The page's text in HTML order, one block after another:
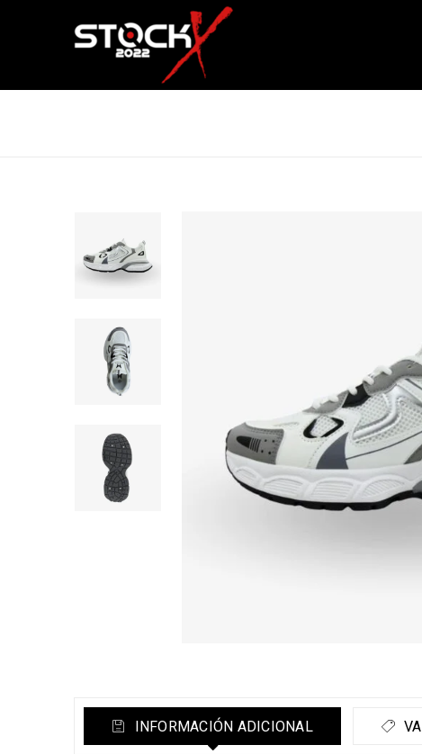
INFORMACIÓN ADICIONAL